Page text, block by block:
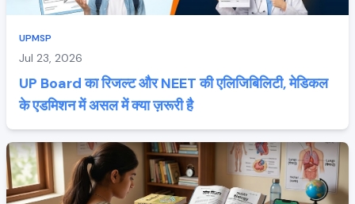
UPMSP
Jul 23, 2026
UP Board का रिजल्ट और NEET की एलिजिबिलिटी, मेडिकल
के एडमिशन में असल में क्या ज़रूरी है